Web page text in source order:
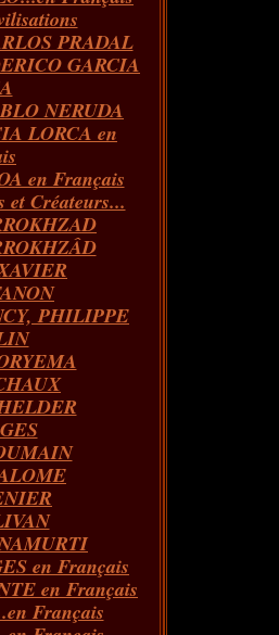
PRADAL
GARCIA
NERUDA
LORCA en
en Français
et Créateurs...
PHILIPPE
en Français
en Français
Français